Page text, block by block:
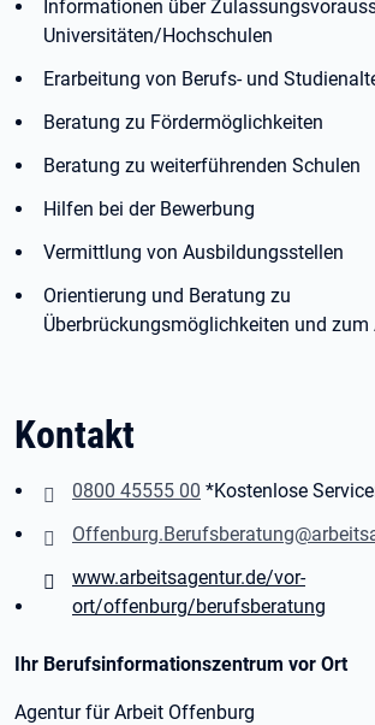
Informationen über
Universitäten/Hochschulen
Erarbeitung von Berufs- und
Beratung zu Fördermöglichkeiten
Beratung zu weiterführenden Schulen
Hilfen bei der Bewerbung
Vermittlung von Ausbildungsstellen
Orientierung und Beratung zu
Überbrückungsmöglichkeiten und zum
Kontakt
0800 45555 00 *Kostenlose
www.arbeitsagentur.de/vor-
ort/offenburg/berufsberatung
Ihr Berufsinformationszentrum vor Ort
Agentur für Arbeit Offenburg